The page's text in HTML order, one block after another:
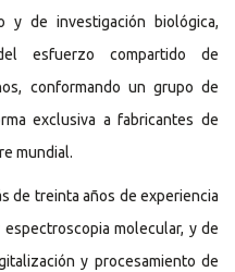
y de investigación biológica,
esfuerzo compartido de
conformando un grupo de
exclusiva a fabricantes de
mundial.
de treinta años de experiencia
molecular, y de
y procesamiento de